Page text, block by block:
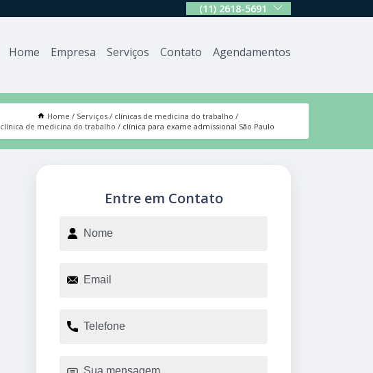
(11) 2618-5691
Home Empresa Serviços Contato Agendamentos
Home Serviços
clínicas de medicina do trabalho
clínica de medicina do trabalho
clínica para exame admissional São Paulo
Entre em Contato